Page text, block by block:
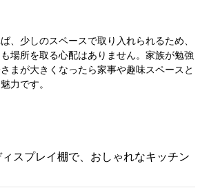
、少しのスペースで取り入れられるため、
場所を取る心配はありません。家族が勉強
まが大きくなったら家事や趣味スペースと
力です。
スプレイ棚で、おしゃれなキッチン